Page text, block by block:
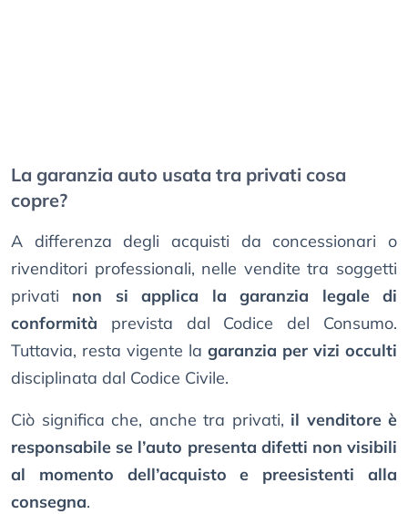
La garanzia auto usata tra privati cosa
copre?
A differenza degli acquisti da concessionari o
rivenditori professionali, nelle vendite tra soggetti
privati non si applica la garanzia legale di
conformità prevista dal Codice del Consumo.
Tuttavia, resta vigente la garanzia per vizi occulti
disciplinata dal Codice Civile.
Ciò significa che, anche tra privati, il venditore è
responsabile se l’auto presenta difetti non visibili
al momento dell’acquisto e preesistenti alla
consegna.